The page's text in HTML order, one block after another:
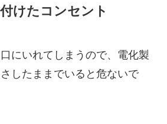
けたコンセント
にいれてしまうので、電化製
したままでいると危ないで